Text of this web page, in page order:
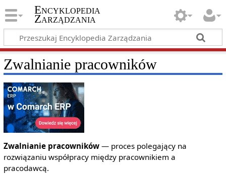
Encyklopedia
Zarządzania
Zwalnianie pracowników
Zwalnianie pracowników— proces polegający na
rozwiązaniu współpracy między pracownikiem a
pracodawcą.